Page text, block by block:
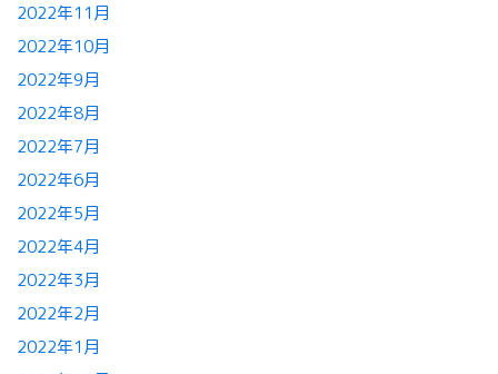
2022年11月
2022年10月
2022年9月
2022年8月
2022年7月
2022年6月
2022年5月
2022年4月
2022年3月
2022年2月
2022年1月